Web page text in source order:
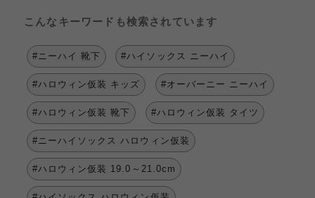
こんなキーワードも検索されています
#ニーハイ 靴下 #ハイソックス ニーハイ
#ハロウィン仮装 キッズ #オーバーニー ニーハイ
#ハロウィン仮装 靴下 #ハロウィン仮装 タイツ
#ニーハイソックス ハロウィン仮装
#ハロウィン仮装 19.0～21.0cm